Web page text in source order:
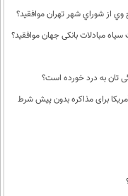
از شوراي شهر تهران موافقيد؟
برای مذاکره بدون پیش شرط